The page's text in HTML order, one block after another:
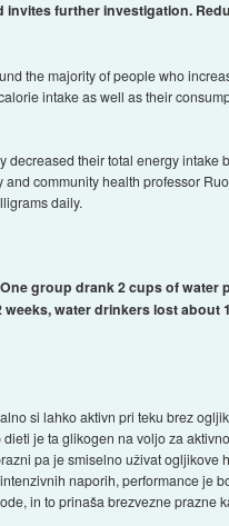
further investigation.
the majority of people who
intake as well as their
their total energy
community health professor
daily.
group drank 2 cups of
water drinkers lost
si lahko aktivn pri teku brez
je ta glikogen na voljo za
pa je smiselno uživat ogljikove
naporih, performance je
in to prinaša brezvezne prazne